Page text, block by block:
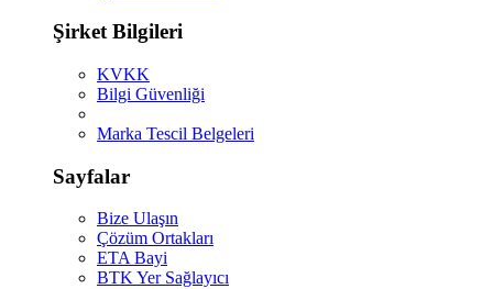
Şirket Bilgileri
KVKK
Bilgi Güvenliği
Marka Tescil Belgeleri
Sayfalar
Bize Ulaşın
Çözüm Ortakları
ETA Bayi
BTK Yer Sağlayıcı